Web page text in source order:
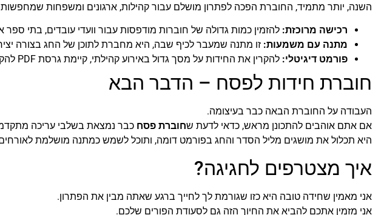
השנה, יותר מתמיד, החוברת הפכה לפתרון מושלם עבור קהילות, ארגונים ומשפחות
רכישה מרוכזת: להזמין כמות גדולה של חוברות מודפסות עבור וועדי עובדים, בתי ספר
מתנה עם משמעות: זו מתנה שמעבר לכיף שבה, היא מחברת לתוכן של החג בצורה
פורמט דיגיטלי: להקרין את החידות על מסך גדול באירוע קהילתי, קיימת גרסת PDF להקרנה.
חוברת חידות לפסח – הדבר הבא
העבודה על החוברת הבאה כבר בעיצומה.
אם אתם אוהבים להתכונן מראש, כדאי לדעת שחוברת פסח כבר נמצאת בשלבי עריכה
היא תכלול את מושגים מליל הסדר והחג בפורמט דומה, ותוכל לשמש כמתנה מושלמת
איך מצטרפים לחגיגה?
אני מאמין שחידה טובה היא כזו שגורמת לך לחייך ברגע שאתה מבין את הפתרון.
אני מזמין אתכם להביא את החיוך הזה גם לסעודת הפורים שלכם.